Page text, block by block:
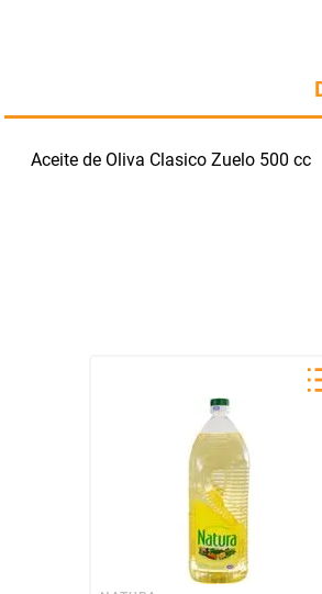
Aceite de Oliva Clasico Zuelo 500 cc